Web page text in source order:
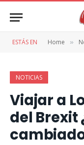
ESTÁS EN Home »
NOTICIAS
Viajar a
del Brexit